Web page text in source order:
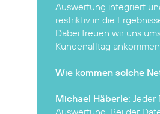
Auswertung integriert
restriktiv in die
Dabei freuen wir uns
Kundenalltag
Wie kommen solche
Michael Häberle: Jeder
Auswertung. Bei der